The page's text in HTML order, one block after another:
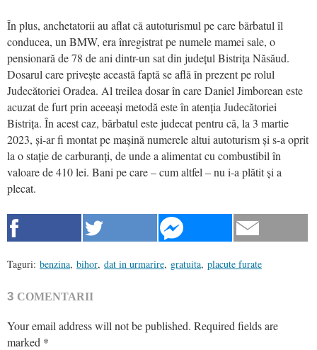
În plus, anchetatorii au aflat că autoturismul pe care bărbatul îl
conducea, un BMW, era înregistrat pe numele mamei sale, o
pensionară de 78 de ani dintr-un sat din județul Bistrița Năsăud.
Dosarul care privește această faptă se află în prezent pe rolul
Judecătoriei Oradea. Al treilea dosar în care Daniel Jimborean este
acuzat de furt prin aceeași metodă este în atenția Judecătoriei
Bistrița. În acest caz, bărbatul este judecat pentru că, la 3 martie
2023, și-ar fi montat pe mașină numerele altui autoturism și s-a oprit
la o stație de carburanți, de unde a alimentat cu combustibil în
valoare de 410 lei. Bani pe care – cum altfel – nu i-a plătit și a
plecat.
Taguri: benzina, bihor, dat in urmarire, gratuita, placute furate
3 COMENTARII
Your email address will not be published. Required fields are
marked *